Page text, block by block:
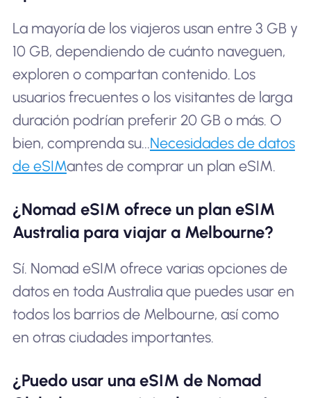
La mayoría de los viajeros usan entre 3 GB y
10 GB, dependiendo de cuánto naveguen,
exploren o compartan contenido. Los
usuarios frecuentes o los visitantes de larga
duración podrían preferir 20 GB o más. O
bien, comprenda su...Necesidades de datos
de eSIMantes de comprar un plan eSIM.
¿Nomad eSIM ofrece un plan eSIM
Australia para viajar a Melbourne?
Sí. Nomad eSIM ofrece varias opciones de
datos en toda Australia que puedes usar en
todos los barrios de Melbourne, así como
en otras ciudades importantes.
¿Puedo usar una eSIM de Nomad